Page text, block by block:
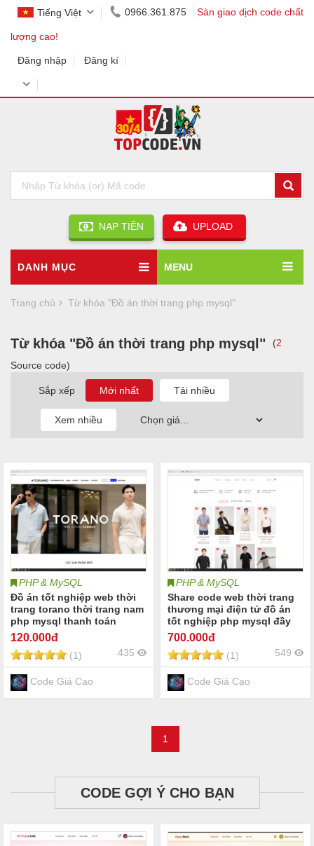
Tiếng Việt 0966.361.875 Sàn giao dịch code chất
lượng cao!
Đăng nhập Đăng kí
NẠP TIỀN UPLOAD
DANH MỤC MENU
Trang chủ Từ khóa "Đồ án thời trang php mysql"
Từ khóa "Đồ án thời trang php mysql" (2
Source code)
Sắp xếp
PHP & MySQL
Đồ án tốt nghiệp web thời
trang torano thời trang nam
php mysql thanh toán
vnpay
120.000đ
(1) 435
Code Giá Cao
PHP & MySQL
Share code web thời trang
thương mại điện tử đồ án
tốt nghiệp php mysql đầy
đủ báo cáo chi tiết mới nhất
2026
700.000đ
(1) 549
Code Giá Cao
1
CODE GỢI Ý CHO BẠN